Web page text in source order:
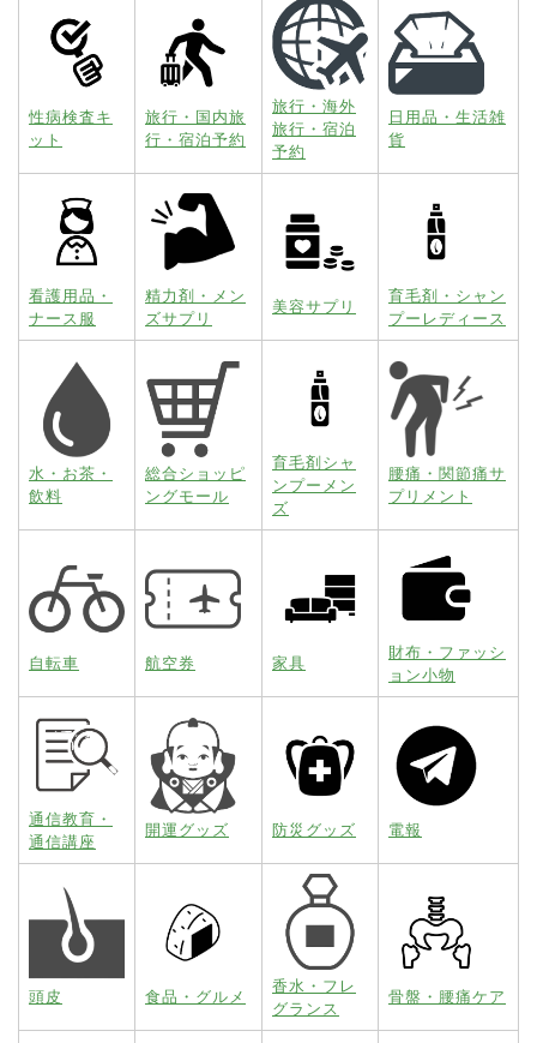
性病検査キ
ット
旅行・国内旅
行・宿泊予約
旅行・海外
旅行・宿泊
予約
日用品・生活雑
貨
看護用品・
ナース服
精力剤・メン
ズサプリ
美容サプリ
育毛剤・シャン
プーレディース
水・お茶・
飲料
総合ショッピ
ングモール
育毛剤シャ
ンプーメン
ズ
腰痛・関節痛サ
プリメント
自転車 航空券 家具
財布・ファッシ
ョン小物
通信教育・
通信講座
開運グッズ 防災グッズ 電報
頭皮 食品・グルメ
香水・フレ
グランス
骨盤・腰痛ケア